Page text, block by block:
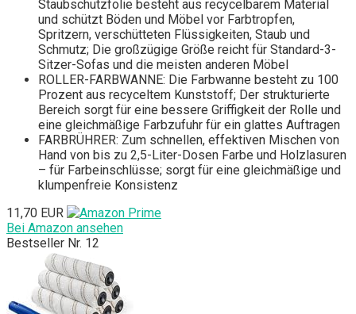
Staubschutzfolie besteht aus recycelbarem Material
und schützt Böden und Möbel vor Farbtropfen,
Spritzern, verschütteten Flüssigkeiten, Staub und
Schmutz; Die großzügige Größe reicht für Standard-3-
Sitzer-Sofas und die meisten anderen Möbel
ROLLER-FARBWANNE: Die Farbwanne besteht zu 100
Prozent aus recyceltem Kunststoff; Der strukturierte
Bereich sorgt für eine bessere Griffigkeit der Rolle und
eine gleichmäßige Farbzufuhr für ein glattes Auftragen
FARBRÜHRER: Zum schnellen, effektiven Mischen von
Hand von bis zu 2,5-Liter-Dosen Farbe und Holzlasuren
– für Farbeinschlüsse; sorgt für eine gleichmäßige und
klumpenfreie Konsistenz
11,70 EUR
Bei Amazon ansehen
Bestseller Nr. 12